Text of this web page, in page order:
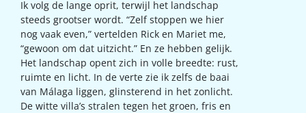
Ik volg de lange oprit, terwijl het landschap
steeds grootser wordt. “Zelf stoppen we hier
nog vaak even,” vertelden Rick en Mariet me,
“gewoon om dat uitzicht.” En ze hebben gelijk.
Het landschap opent zich in volle breedte: rust,
ruimte en licht. In de verte zie ik zelfs de baai
van Málaga liggen, glinsterend in het zonlicht.
De witte villa’s stralen tegen het groen, fris en